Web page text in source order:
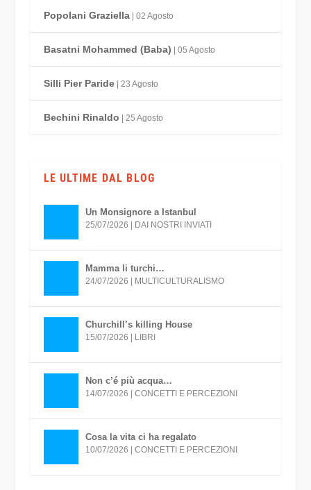
Popolani Graziella| 02 Agosto
Basatni Mohammed (Baba) | 05 Agosto
Silli Pier Paride| 23 Agosto
Bechini Rinaldo | 25 Agosto
LE ULTIME DAL BLOG
Un Monsignore a Istanbul
25/07/2026 DAI NOSTRI INVIATI
Mamma li turchi…
24/07/2026 MULTICULTURALISMO
Churchill’s killing House
15/07/2026 LIBRI
Non c’é più acqua…
14/07/2026 CONCETTI E PERCEZIONI
Cosa la vita ci ha regalato
10/07/2026 CONCETTI E PERCEZIONI